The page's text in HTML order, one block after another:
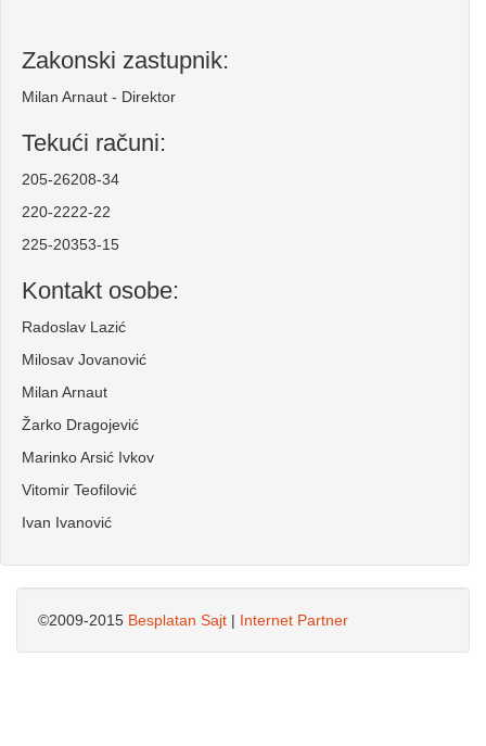
Zakonski zastupnik:
Milan Arnaut - Direktor
Tekući računi:
205-26208-34
220-2222-22
225-20353-15
Kontakt osobe:
Radoslav Lazić
Milosav Jovanović
Milan Arnaut
Žarko Dragojević
Marinko Arsić Ivkov
Vitomir Teofilović
Ivan Ivanović
©2009-2015 Besplatan Sajt | Internet Partner